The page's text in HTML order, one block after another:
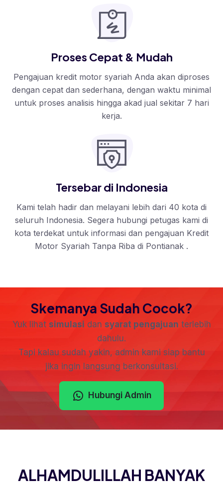
Proses Cepat & Mudah
Pengajuan kredit motor syariah Anda akan diproses
dengan cepat dan sederhana, dengan waktu minimal
untuk proses analisis hingga akad jual sekitar 7 hari
kerja.
Tersebar di Indonesia
Kami telah hadir dan melayani lebih dari 40 kota di
seluruh Indonesia. Segera hubungi petugas kami di
kota terdekat untuk informasi dan pengajuan Kredit
Motor Syariah Tanpa Riba di Pontianak .
Skemanya Sudah Cocok?
Yuk lihat simulasi dan syarat pengajuan terlebih
dahulu.
Tapi kalau sudah yakin, admin kami siap bantu
jika ingin langsung berkonsultasi.
Hubungi Admin
ALHAMDULILLAH BANYAK